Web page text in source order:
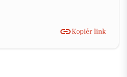
Kopiér link